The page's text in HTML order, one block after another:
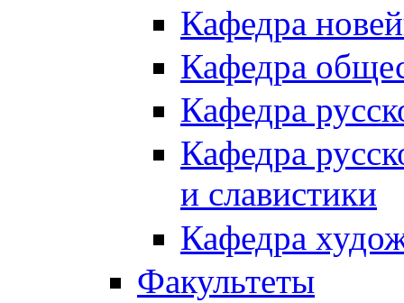
Кафедра
Кафедра
Кафедра
Кафедра
и славистики
Кафедра
Факультеты